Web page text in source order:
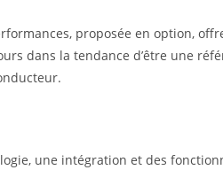
proposée en option,
dans la tendance d’être une
une intégration et des